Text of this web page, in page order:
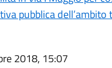
pubblica
2018, 15:07